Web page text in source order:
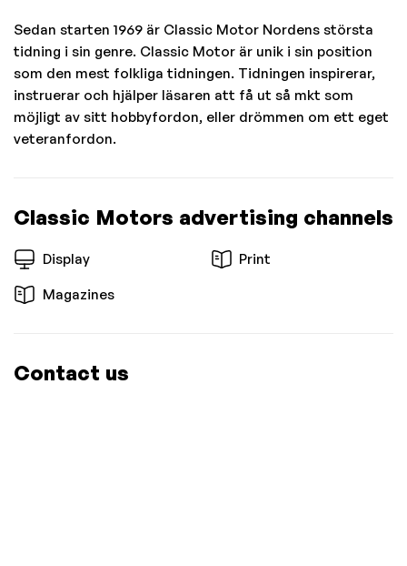
Sedan starten 1969 är Classic Motor Nordens största
tidning i sin genre. Classic Motor är unik i sin position
som den mest folkliga tidningen. Tidningen inspirerar,
instruerar och hjälper läsaren att få ut så mkt som
möjligt av sitt hobbyfordon, eller drömmen om ett eget
veteranfordon.
Classic Motors advertising channels
Display Print
Magazines
Contact us